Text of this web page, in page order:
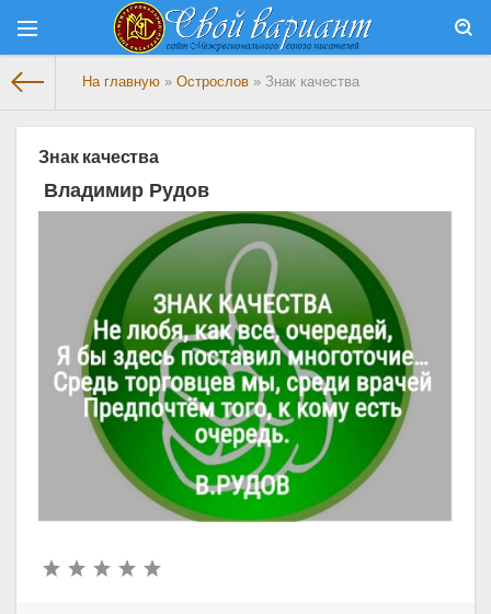
На главную » Острослов » Знак качества
Знак качества
Владимир Рудов